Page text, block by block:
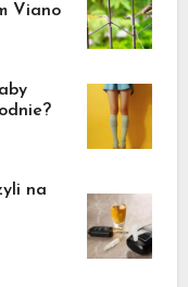
Viano
na